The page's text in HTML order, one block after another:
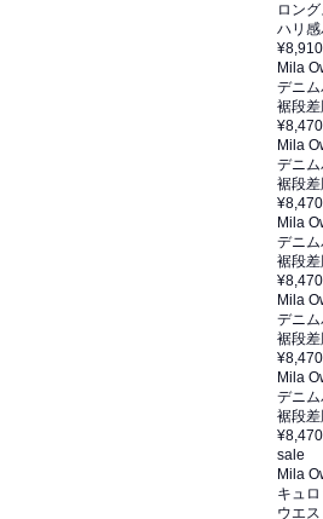
ロン
ハリ
¥8,910
Mila
デニ
裾段
¥8,470
Mila
デニ
裾段
¥8,470
Mila
デニ
裾段
¥8,470
Mila
デニ
裾段
¥8,470
Mila
デニ
裾段
¥8,470
sale
Mila
キュ
ウエ